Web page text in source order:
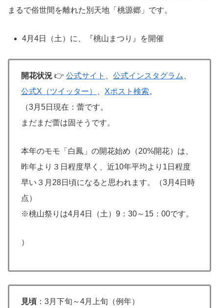
まるで俗世間を離れた別天地「桃源郷」です。
4月4日（土）に、『桃山まつり』を開催
開花状況 👉 公式サイト 、 公式インスタグラム、
公式X（ツイッター）
、 Xポスト検索。
（3月5日現在：蕾です。
まだまだ蕾は固そうです。
本年のモモ「白鳳」の開花始め（20%開花）は、
昨年より３日程度早く、近10年平均より 1 日程度
早い３月 28日頃になると思われます。（3月4日時
点）
※桃山祭りは4月4日（土）9：30～15：00です。
）
見頃 ：3月下旬～4月上旬（例年）